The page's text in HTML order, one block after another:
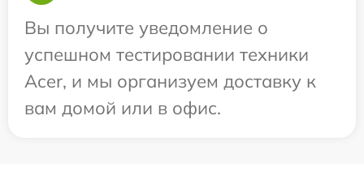
Вы получите уведомление о
успешном тестировании техники
Acer, и мы организуем доставку к
вам домой или в офис.